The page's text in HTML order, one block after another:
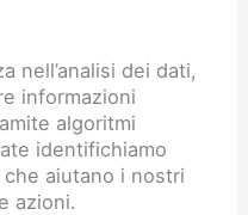
nell’analisi dei dati,
informazioni
algoritmi
identifichiamo
aiutano i nostri
azioni.